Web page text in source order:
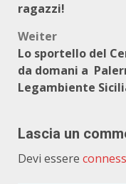
ragazzi!
Weiter
Lo sportello del
da domani a
Legambiente
Lascia un
Devi essere